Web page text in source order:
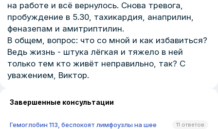
на работе и всё вернулось. Снова тревога,
пробуждение в 5.30, тахикардия, анаприлин,
феназепам и амитриптилин.
В общем, вопрос: что со мной и как избавиться?
Ведь жизнь - штука лёгкая и тяжело в ней
только тем кто живёт неправильно, так? С
уважением, Виктор.
Завершенные консультации
Гемоглобин 113, беспокоят лимфоузлы на шее 11 ответов